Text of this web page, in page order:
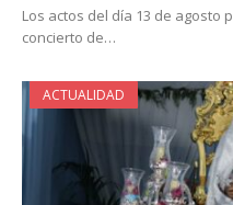
Los actos del día 13 de agosto
concierto de…
ACTUALIDAD